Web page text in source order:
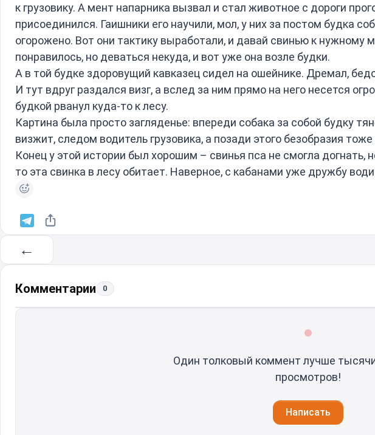
к грузовику. А мент напарника вызвал и стал животное с дороги
присоединился. Гаишники его научили, мол, у них за постом будка
огорожено. Вот они тактику выработали, и давай свинью к нужному
понравилось, но деваться некуда, и вот уже она возле будки.
А в той будке здоровущий кавказец сидел на ошейнике. Дремал,
И тут вдруг раздался визг, а вслед за ним прямо на него несется
будкой рванул куда-то к лесу.
Картина была просто загляденье: впереди собака за собой будку
визжит, следом водитель грузовика, а позади этого безобразия
Конец у этой истории был хорошим – свинья пса не смогла догнать,
то эта свинка в лесу обитает. Наверное, с кабанами уже дружбу
←
Комментарии 0
Один толковый коммент лучше
просмотров!
Написать